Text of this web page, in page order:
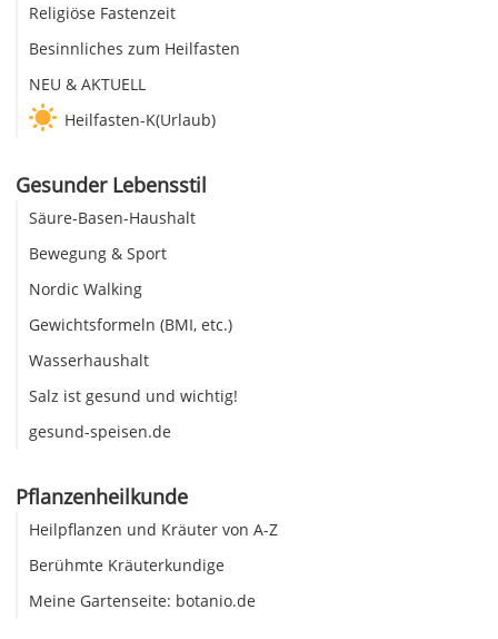
Religiöse Fastenzeit
Besinnliches zum Heilfasten
NEU & AKTUELL
Heilfasten-K(Urlaub)
Gesunder Lebensstil
Säure-Basen-Haushalt
Bewegung & Sport
Nordic Walking
Gewichtsformeln (BMI, etc.)
Wasserhaushalt
Salz ist gesund und wichtig!
gesund-speisen.de
Pflanzenheilkunde
Heilpflanzen und Kräuter von A-Z
Berühmte Kräuterkundige
Meine Gartenseite: botanio.de